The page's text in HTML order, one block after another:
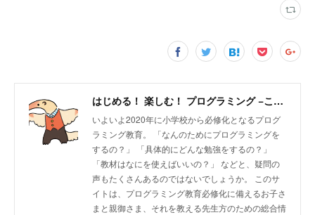
はじめる！ 楽しむ！ プログラミング −こどもプログラミング教育のツボ－ | ジャムハウス
いよいよ2020年に小学校から必修化となるプログ
ラミング教育。 「なんのためにプログラミングを
するの？」 「具体的にどんな勉強をするの？」
「教材はなにを使えばいいの？」 などと、疑問の
声もたくさんあるのではないでしょうか。 このサ
イトは、プログラミング教育必修化に備えるお子さ
まと親御さま、それを教える先生方のための総合情